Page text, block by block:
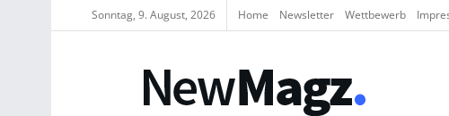
Sonntag, 9. August, 2026 Home Newsletter Wettbewerb